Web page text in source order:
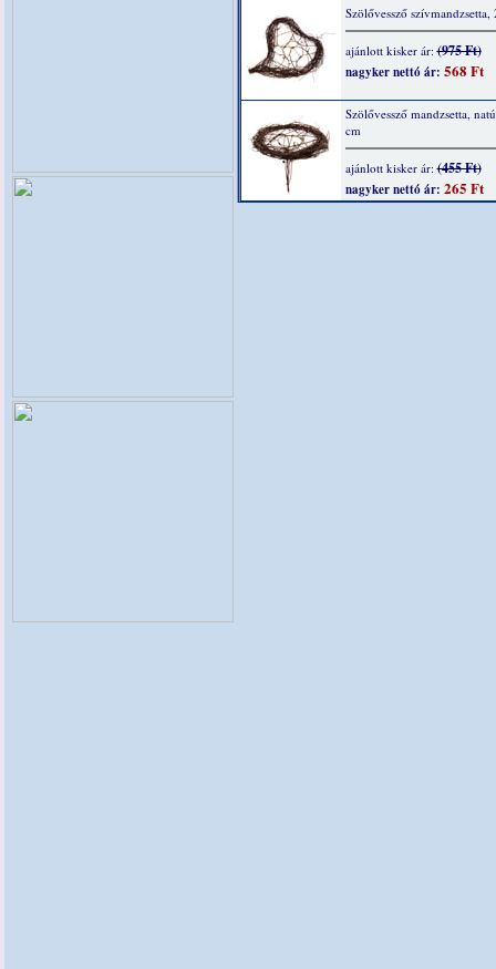
Szölővessző szívmandzsetta,
ajánlott kisker ár:(975 Ft)
nagyker nettó ár: 568 Ft
Szölővessző mandzsetta,
cm
ajánlott kisker ár:(455 Ft)
nagyker nettó ár: 265 Ft